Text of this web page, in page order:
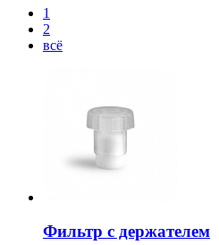
1
2
всё
Фильтр с держателем